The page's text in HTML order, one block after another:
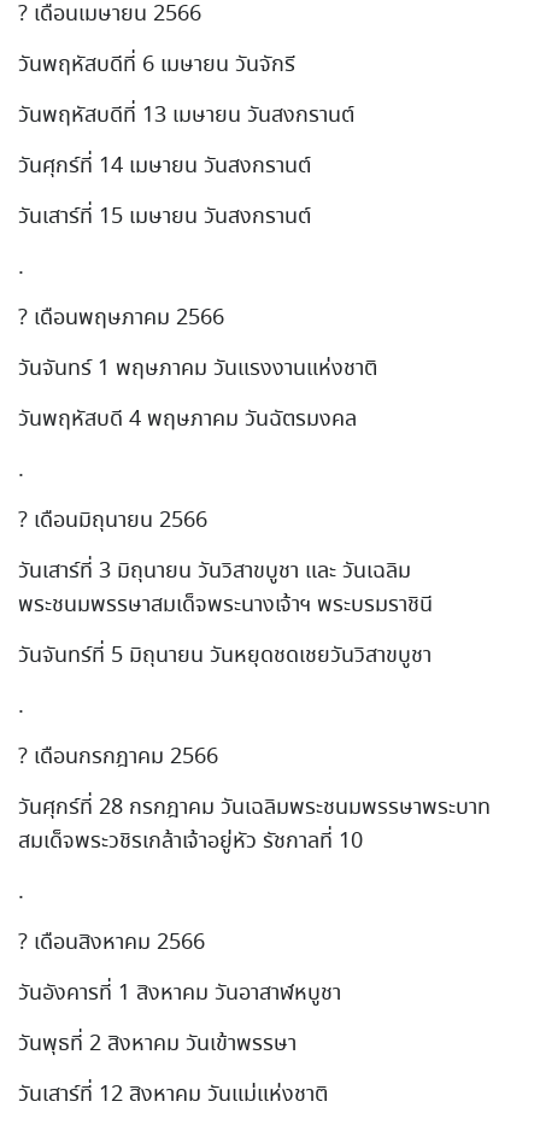
? เดือนเมษายน 2566
วันพฤหัสบดีที่ 6 เมษายน วันจักรี
วันพฤหัสบดีที่ 13 เมษายน วันสงกรานต์
วันศุกร์ที่ 14 เมษายน วันสงกรานต์
วันเสาร์ที่ 15 เมษายน วันสงกรานต์
.
? เดือนพฤษภาคม 2566
วันจันทร์ 1 พฤษภาคม วันแรงงานแห่งชาติ
วันพฤหัสบดี 4 พฤษภาคม วันฉัตรมงคล
.
? เดือนมิถุนายน 2566
วันเสาร์ที่ 3 มิถุนายน วันวิสาขบูชา และ วันเฉลิม
พระชนมพรรษาสมเด็จพระนางเจ้าฯ พระบรมราชินี
วันจันทร์ที่ 5 มิถุนายน วันหยุดชดเชยวันวิสาขบูชา
.
? เดือนกรกฎาคม 2566
วันศุกร์ที่ 28 กรกฎาคม วันเฉลิมพระชนมพรรษาพระบาท
สมเด็จพระวชิรเกล้าเจ้าอยู่หัว รัชกาลที่ 10
.
? เดือนสิงหาคม 2566
วันอังคารที่ 1 สิงหาคม วันอาสาฬหบูชา
วันพุธที่ 2 สิงหาคม วันเข้าพรรษา
วันเสาร์ที่ 12 สิงหาคม วันแม่แห่งชาติ